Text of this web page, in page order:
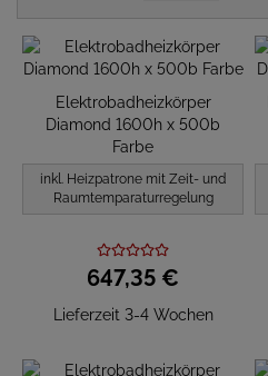
Elektrobadheizkörper
Diamond 1600h x 500b
Farbe
inkl. Heizpatrone mit Zeit- und
Raumtemparaturregelung
647,35 €
Lieferzeit 3-4 Wochen